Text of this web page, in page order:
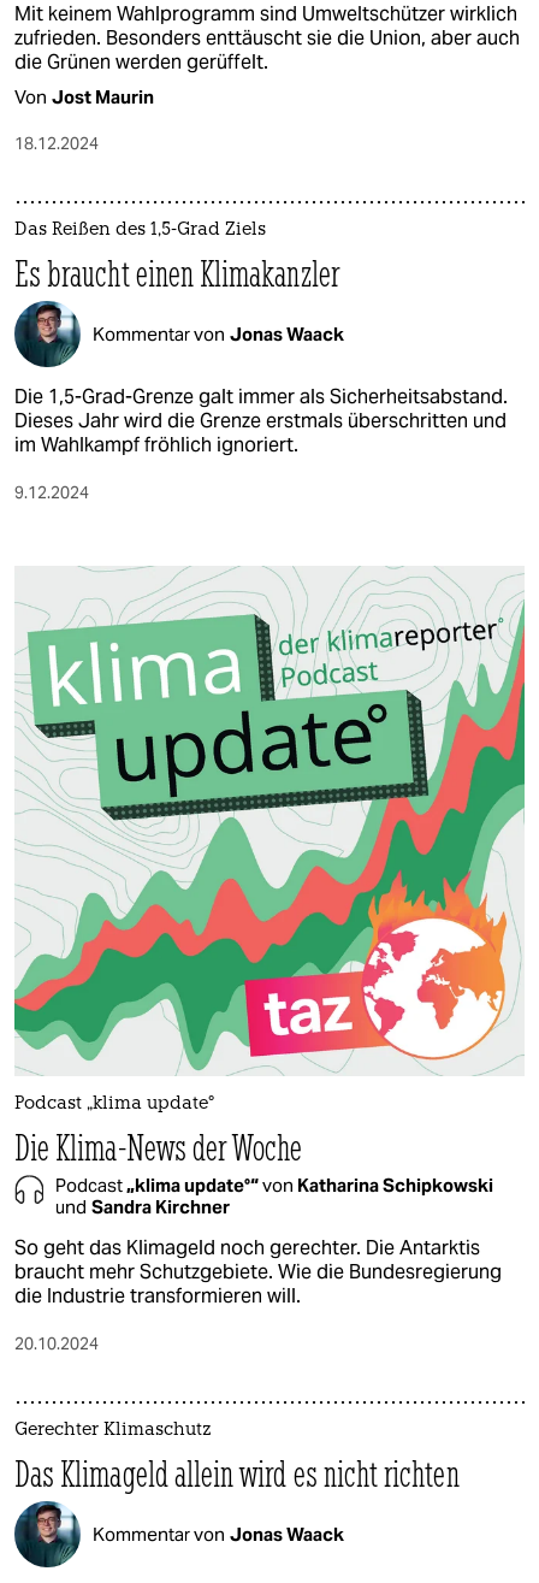
Mit keinem Wahlprogramm sind Umweltschützer wirklich
zufrieden. Besonders enttäuscht sie die Union, aber auch
die Grünen werden gerüffelt.
Von Jost Maurin
18.12.2024
Das Reißen des 1,5-Grad Ziels
Es braucht einen Klimakanzler
Kommentar von Jonas Waack
Die 1,5-Grad-Grenze galt immer als Sicherheitsabstand.
Dieses Jahr wird die Grenze erstmals überschritten und
im Wahlkampf fröhlich ignoriert.
9.12.2024
Podcast „klima update°
Die Klima-News der Woche
Podcast„klima update°“von Katharina Schipkowski
und Sandra Kirchner
So geht das Klimageld noch gerechter. Die Antarktis
braucht mehr Schutzgebiete. Wie die Bundesregierung
die Industrie transformieren will.
20.10.2024
Gerechter Klimaschutz
Das Klimageld allein wird es nicht richten
Kommentar von Jonas Waack